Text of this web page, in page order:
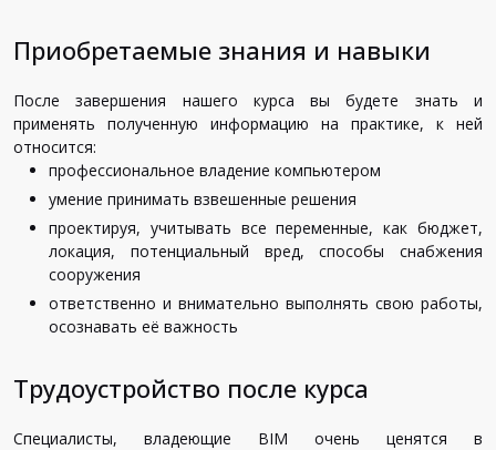
Приобретаемые знания и навыки
После завершения нашего курса вы будете знать и
применять полученную информацию на практике, к ней
относится:
профессиональное владение компьютером
умение принимать взвешенные решения
проектируя, учитывать все переменные, как бюджет,
локация, потенциальный вред, способы снабжения
сооружения
ответственно и внимательно выполнять свою работы,
осознавать её важность
Трудоустройство после курса
Специалисты, владеющие BIM очень ценятся в